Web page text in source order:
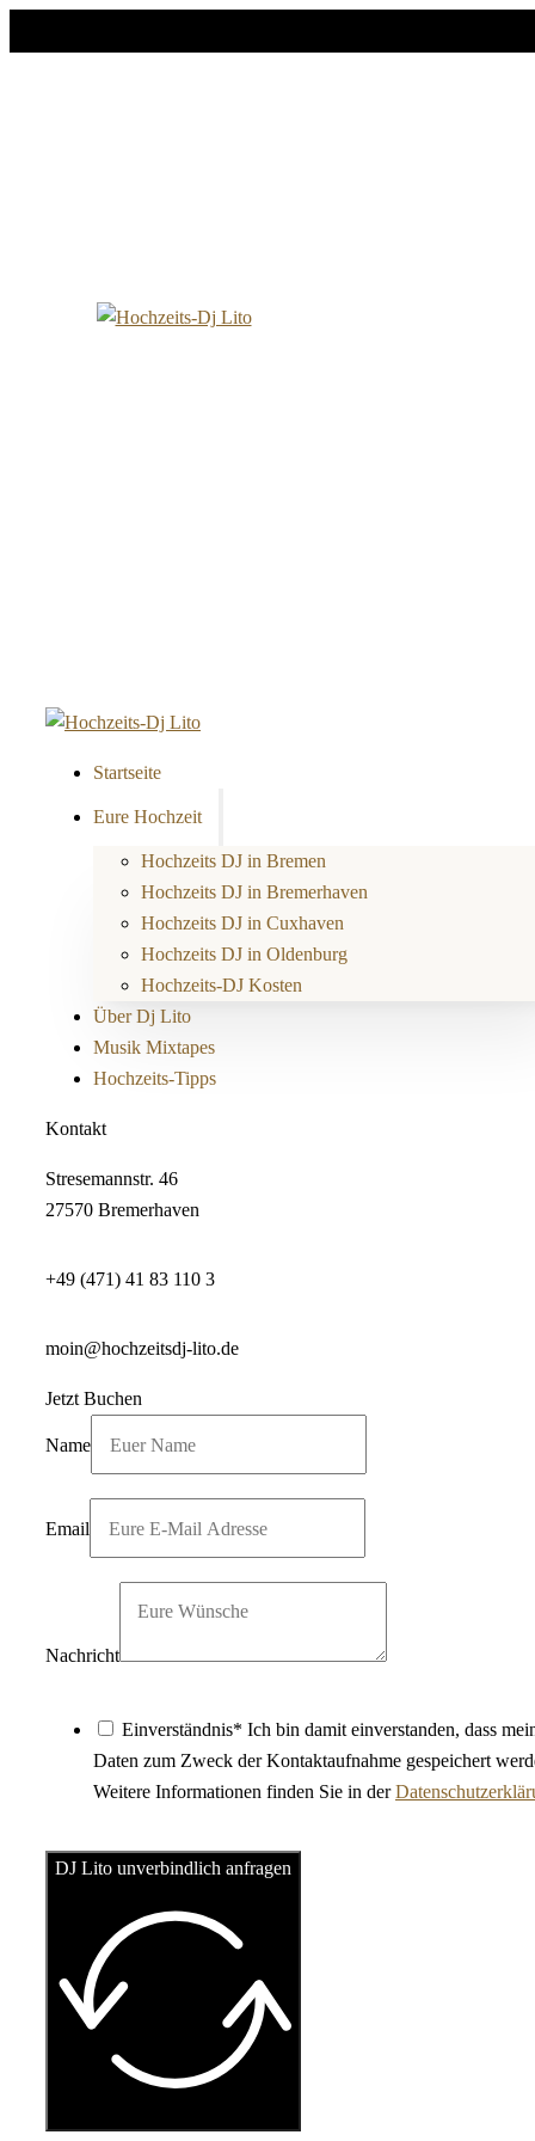
Startseite
Eure Hochzeit
Hochzeits DJ in Bremen
Hochzeits DJ in Bremerhaven
Hochzeits DJ in Cuxhaven
Hochzeits DJ in Oldenburg
Hochzeits-DJ Kosten
Über Dj Lito
Musik Mixtapes
Hochzeits-Tipps
Kontakt
Stresemannstr. 46
27570 Bremerhaven
+49 (471) 41 83 110 3
moin@hochzeitsdj-lito.de
Jetzt Buchen
Name
Email
Nachricht
Einverständnis* Ich bin damit einverstanden, dass
Daten zum Zweck der Kontaktaufnahme gespeichert
Weitere Informationen finden Sie in der
DJ Lito unverbindlich anfragen